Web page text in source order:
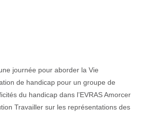
journée pour aborder la Vie
de handicap pour un groupe de
du handicap dans l’EVRAS Amorcer
Travailler sur les représentations des